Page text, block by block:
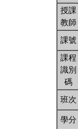
授課
教師
課號
課程
識別
碼
班次
學分